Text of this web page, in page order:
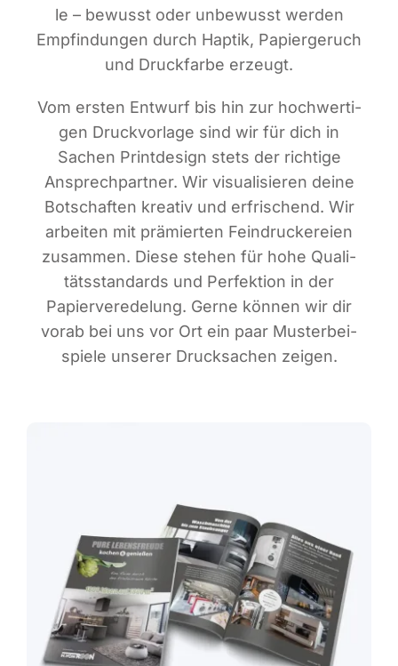
le – bewusst oder unbe­wusst wer­den
Emp­fin­dun­gen durch Hap­tik, Papier­ge­ruch
und Druck­far­be erzeugt.
Vom ers­ten Ent­wurf bis hin zur hoch­wer­ti­
gen Druck­vor­la­ge sind wir für dich in
Sachen Print­de­sign stets der rich­ti­ge
Ansprech­part­ner. Wir visua­li­sie­ren dei­ne
Bot­schaf­ten krea­tiv und erfri­schend. Wir
arbei­ten mit prä­mier­ten Fein­dru­cke­rei­en
zusam­men. Die­se ste­hen für hohe Qua­li­
täts­stan­dards und Per­fek­ti­on in der
Papier­ver­ede­lung. Ger­ne kön­nen wir dir
vor­ab bei uns vor Ort ein paar Mus­ter­bei­
spie­le unse­rer Druck­sa­chen zeigen.